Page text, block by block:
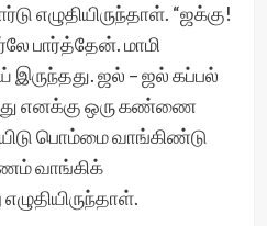
எழுதியிருந்தாள். “ஜக்கு!
பார்த்தேன். மாமி
இருந்தது. ஜல் – ஜல் கப்பல்
எனக்கு ஒரு கண்ணை
பொம்மை வாங்கிண்டு
வாங்கிக்